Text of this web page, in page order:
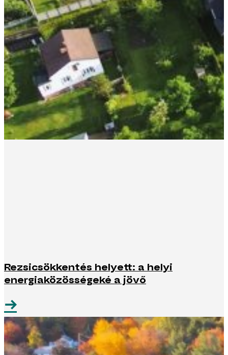
Rezsicsökkentés helyett: a helyi
energiaközösségeké a jövő
→